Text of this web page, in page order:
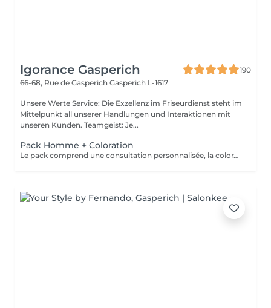
Igorance Gasperich
190
66-68, Rue de Gasperich Gasperich L-1617
Unsere Werte Service: Die Exzellenz im Friseurdienst steht im
Mittelpunkt all unserer Handlungen und Interaktionen mit
unseren Kunden. Teamgeist: Je...
Pack Homme + Coloration
Le pack comprend une consultation personnalisée, la coloration avec les produits LOREAL PROFESSIONNEL , shampooing et conditionneur spécifiques REDKEN , la coupe IGORANCE ( finitions sur cheveux secs) , les produits de styling REDKEN * Tarifs à titre indicatifs à confirmer après la consultation personnalisée établit auprès de votre coiffeur/stylist/spécialiste * La direction se réserve le droit d’apporter des modifications pour le bon fonctionnement du salon